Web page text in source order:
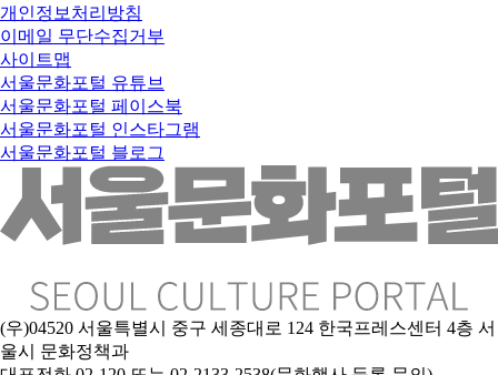
개인정보처리방침
이메일 무단수집거부
사이트맵
서울문화포털 유튜브
서울문화포털 페이스북
서울문화포털 인스타그램
서울문화포털 블로그
(우)04520 서울특별시 중구 세종대로 124 한국프레스센터 4층 서
울시 문화정책과